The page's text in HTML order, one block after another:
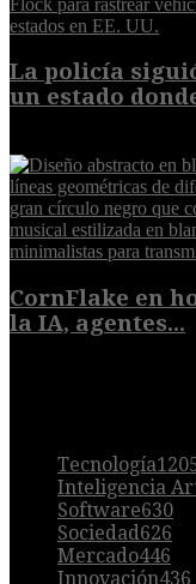
La policía
un estado
CornFlake en
la IA, agentes...
Tecnología
Inteligencia
Software630
Sociedad626
Mercado446
Innovación436